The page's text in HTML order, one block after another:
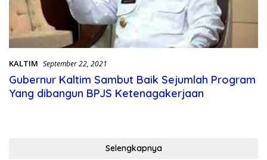
KALTIM September 22, 2021
Gubernur Kaltim Sambut Baik Sejumlah Program
Yang dibangun BPJS Ketenagakerjaan
Selengkapnya